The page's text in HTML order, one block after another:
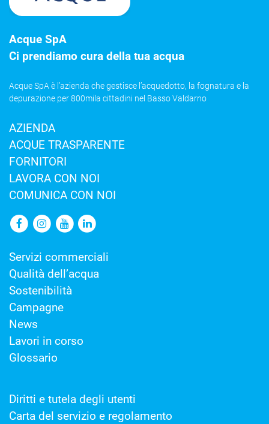
Acque SpA
Ci prendiamo cura della tua acqua
Acque SpA è l’azienda che gestisce l’acquedotto, la fognatura e la
depurazione per 800mila cittadini nel Basso Valdarno
AZIENDA
ACQUE TRASPARENTE
FORNITORI
LAVORA CON NOI
COMUNICA CON NOI
Servizi commerciali
Qualità dell’acqua
Sostenibilità
Campagne
News
Lavori in corso
Glossario
Diritti e tutela degli utenti
Carta del servizio e regolamento